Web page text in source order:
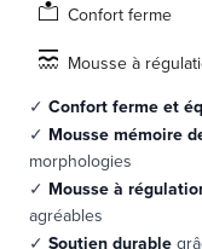
Confort ferme
Mousse à
✓ Confort ferme et
✓ Mousse mémoire
morphologies
✓ Mousse à
agréables
✓ Soutien durable